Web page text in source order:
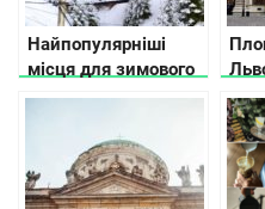
Найпопулярніші
місця для зимового
відпочинку в